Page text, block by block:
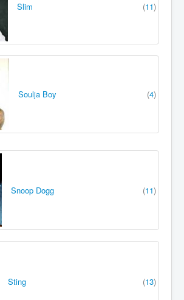
Slim (11)
Soulja Boy (4)
Snoop Dogg (11)
Sting (13)